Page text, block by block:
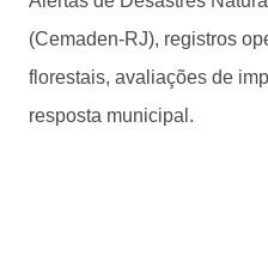
(Cemaden-RJ), registros
florestais, avaliações de
resposta municipal.